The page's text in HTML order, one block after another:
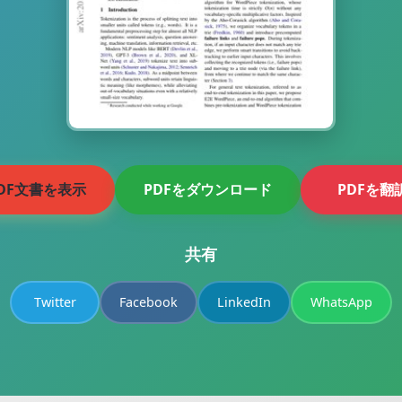
文書を表示 PDFをダウンロード PDFを翻
共有
Twitter Facebook LinkedIn WhatsApp